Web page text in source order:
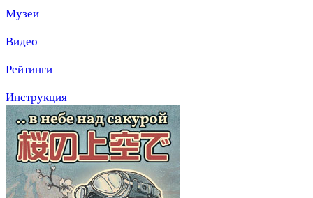
Музеи
Видео
Рейтинги
Инструкция